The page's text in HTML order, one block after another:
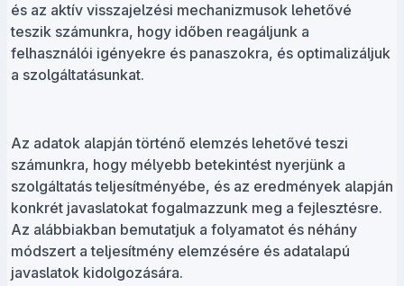
és az aktív visszajelzési mechanizmusok lehetővé
teszik számunkra, hogy időben reagáljunk a
felhasználói igényekre és panaszokra, és optimalizáljuk
a szolgáltatásunkat.
Az adatok alapján történő elemzés lehetővé teszi
számunkra, hogy mélyebb betekintést nyerjünk a
szolgáltatás teljesítményébe, és az eredmények alapján
konkrét javaslatokat fogalmazzunk meg a fejlesztésre.
Az alábbiakban bemutatjuk a folyamatot és néhány
módszert a teljesítmény elemzésére és adatalapú
javaslatok kidolgozására.